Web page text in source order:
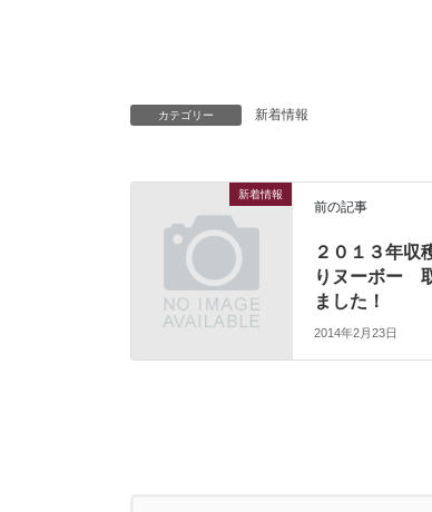
カテゴリー 新着情報
新着情報
前の記事
２０１３年収
りヌーボー
ました！
2014年2月23日